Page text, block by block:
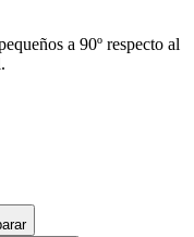
a 90º respecto al